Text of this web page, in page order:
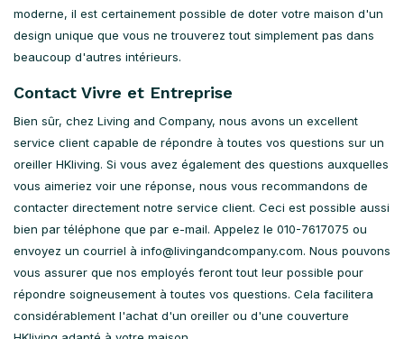
moderne, il est certainement possible de doter votre maison d'un
design unique que vous ne trouverez tout simplement pas dans
beaucoup d'autres intérieurs.
Contact Vivre et Entreprise
Bien sûr, chez Living and Company, nous avons un excellent
service client capable de répondre à toutes vos questions sur un
oreiller HKliving. Si vous avez également des questions auxquelles
vous aimeriez voir une réponse, nous vous recommandons de
contacter directement notre service client. Ceci est possible aussi
bien par téléphone que par e-mail. Appelez le 010-7617075 ou
envoyez un courriel à info@livingandcompany.com. Nous pouvons
vous assurer que nos employés feront tout leur possible pour
répondre soigneusement à toutes vos questions. Cela facilitera
considérablement l'achat d'un oreiller ou d'une couverture